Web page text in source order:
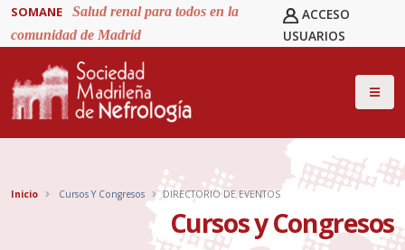
SOMANE
Salud renal para todos en la
comunidad de Madrid
ACCESO
USUARIOS
Inicio Cursos Y Congresos DIRECTORIO DE EVENTOS
Cursos y Congresos